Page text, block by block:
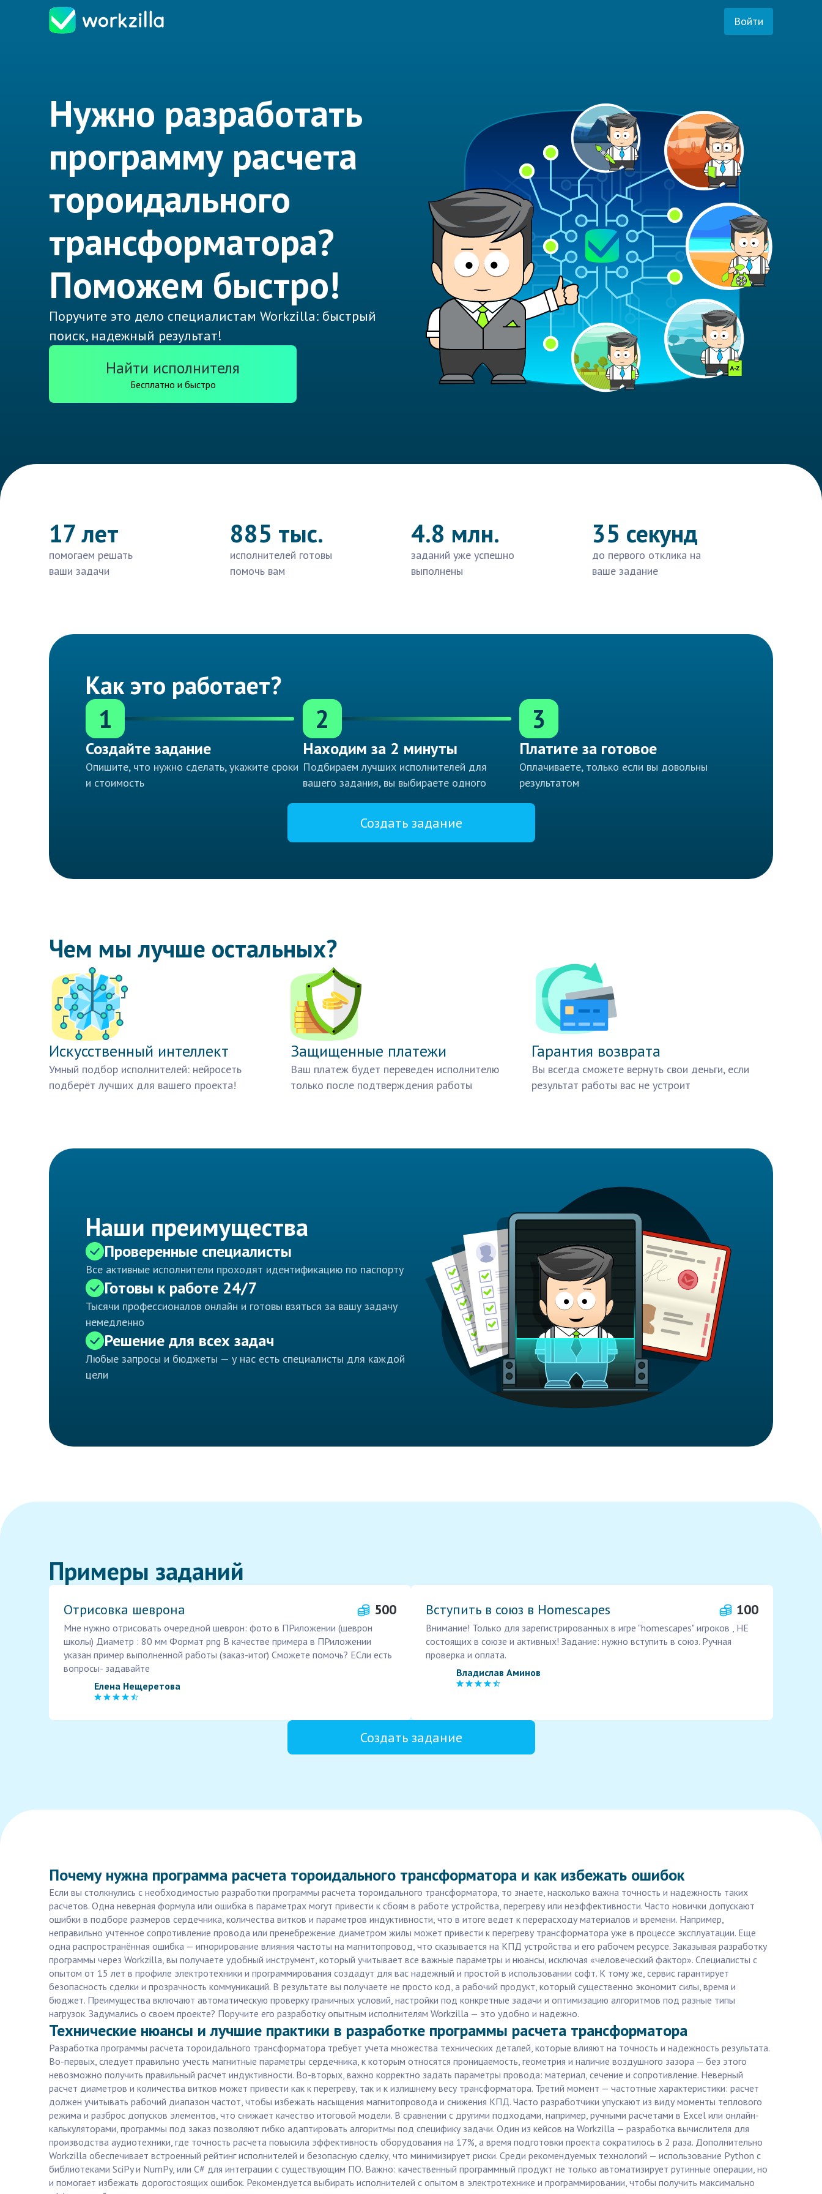
Войти
Нужно разработать
программу расчета
тороидального
трансформатора?
Поможем быстро!
Поручите это дело специалистам Workzilla: быстрый
поиск, надежный результат!
Найти исполнителя
Бесплатно и быстро
17 лет
помогаем решать
ваши задачи
885 тыс.
исполнителей готовы
помочь вам
4.8 млн.
заданий уже успешно
выполнены
35 секунд
до первого отклика на
ваше задание
Как это работает?
1
Создайте задание
Опишите, что нужно сделать, укажите сроки
и стоимость
2
Находим за 2 минуты
Подбираем лучших исполнителей для
вашего задания, вы выбираете одного
3
Платите за готовое
Оплачиваете, только если вы довольны
результатом
Создать задание
Чем мы лучше остальных?
Искусственный интеллект
Умный подбор исполнителей: нейросеть
подберёт лучших для вашего проекта!
Защищенные платежи
Ваш платеж будет переведен исполнителю
только после подтверждения работы
Гарантия возврата
Вы всегда сможете вернуть свои деньги, если
результат работы вас не устроит
Наши преимущества
Проверенные специалисты
Все активные исполнители проходят идентификацию по паспорту
Готовы к работе 24/7
Тысячи профессионалов онлайн и готовы взяться за вашу задачу
немедленно
Решение для всех задач
Любые запросы и бюджеты — у нас есть специалисты для каждой
цели
Примеры заданий
Отрисовка шеврона 500
Мне нужно отрисовать очередной шеврон: фото в ПРиложении (шеврон
школы) Диаметр : 80 мм Формат png В качестве примера в ПРиложении
указан пример выполненной работы (заказ-итог) Сможете помочь? ЕСли есть
вопросы- задавайте
Елена Нещеретова
Вступить в союз в Homescapes 100
Внимание! Только для зарегистрированных в игре "homescapes" игроков , НЕ
состоящих в союзе и активных! Задание: нужно вступить в союз. Ручная
проверка и оплата.
Владислав Аминов
Создать задание
Почему нужна программа расчета тороидального трансформатора и как избежать ошибок
Если вы столкнулись с необходимостью разработки программы расчета тороидального трансформатора, то знаете, насколько важна точность и надежность таких
расчетов. Одна неверная формула или ошибка в параметрах могут привести к сбоям в работе устройства, перегреву или неэффективности. Часто новички допускают
ошибки в подборе размеров сердечника, количества витков и параметров индуктивности, что в итоге ведет к перерасходу материалов и времени. Например,
неправильно учтенное сопротивление провода или пренебрежение диаметром жилы может привести к перегреву трансформатора уже в процессе эксплуатации. Еще
одна распространённая ошибка — игнорирование влияния частоты на магнитопровод, что сказывается на КПД устройства и его рабочем ресурсе. Заказывая разработку
программы через Workzilla, вы получаете удобный инструмент, который учитывает все важные параметры и нюансы, исключая «человеческий фактор». Специалисты с
опытом от 15 лет в профиле электротехники и программирования создадут для вас надежный и простой в использовании софт. К тому же, сервис гарантирует
безопасность сделки и прозрачность коммуникаций. В результате вы получаете не просто код, а рабочий продукт, который существенно экономит силы, время и
бюджет. Преимущества включают автоматическую проверку граничных условий, настройки под конкретные задачи и оптимизацию алгоритмов под разные типы
нагрузок. Задумались о своем проекте? Поручите его разработку опытным исполнителям Workzilla — это удобно и надежно.
Технические нюансы и лучшие практики в разработке программы расчета трансформатора
Разработка программы расчета тороидального трансформатора требует учета множества технических деталей, которые влияют на точность и надежность результата.
Во-первых, следует правильно учесть магнитные параметры сердечника, к которым относятся проницаемость, геометрия и наличие воздушного зазора — без этого
невозможно получить правильный расчет индуктивности. Во-вторых, важно корректно задать параметры провода: материал, сечение и сопротивление. Неверный
расчет диаметров и количества витков может привести как к перегреву, так и к излишнему весу трансформатора. Третий момент — частотные характеристики: расчет
должен учитывать рабочий диапазон частот, чтобы избежать насыщения магнитопровода и снижения КПД. Часто разработчики упускают из виду моменты теплового
режима и разброс допусков элементов, что снижает качество итоговой модели. В сравнении с другими подходами, например, ручными расчетами в Excel или онлайн-
калькуляторами, программы под заказ позволяют гибко адаптировать алгоритмы под специфику задачи. Один из кейсов на Workzilla — разработка вычислителя для
производства аудиотехники, где точность расчета повысила эффективность оборудования на 17%, а время подготовки проекта сократилось в 2 раза. Дополнительно
Workzilla обеспечивает встроенный рейтинг исполнителей и безопасную сделку, что минимизирует риски. Среди рекомендуемых технологий — использование Python с
библиотеками SciPy и NumPy, или C# для интеграции с существующим ПО. Важно: качественный программный продукт не только автоматизирует рутинные операции, но
и помогает избежать дорогостоящих ошибок. Рекомендуется выбирать исполнителей с опытом в электротехнике и программировании, чтобы получить максимально